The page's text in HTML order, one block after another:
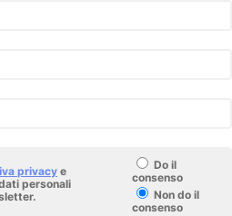
privacy e
personali
Do il
consenso
Non do il
consenso